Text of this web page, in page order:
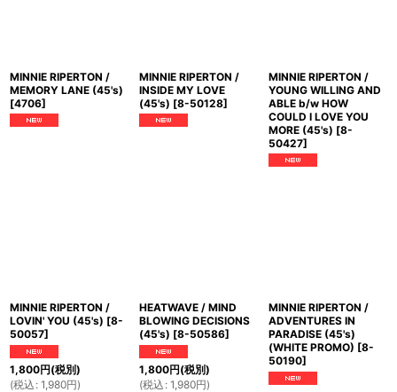
MINNIE RIPERTON /
MEMORY LANE (45's)
[4706]
MINNIE RIPERTON /
INSIDE MY LOVE
(45's) [8-50128]
MINNIE RIPERTON /
YOUNG WILLING AND
ABLE b/w HOW
COULD I LOVE YOU
MORE (45's) [8-
50427]
MINNIE RIPERTON /
LOVIN' YOU (45's) [8-
50057]
1,800円(税別)
(税込 : 1,980円)
HEATWAVE / MIND
BLOWING DECISIONS
(45's) [8-50586]
1,800円(税別)
(税込 : 1,980円)
MINNIE RIPERTON /
ADVENTURES IN
PARADISE (45's)
(WHITE PROMO) [8-
50190]